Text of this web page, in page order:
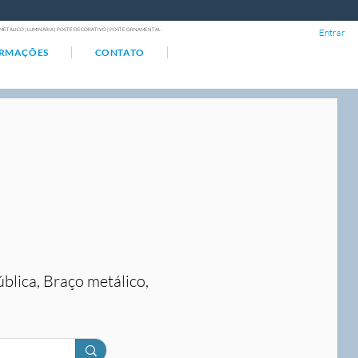
| LUMINÁRIA | POSTE DECORATIVO | POSTE ORNAMENTAL
CONTATO
Entrar
Braço metálico,